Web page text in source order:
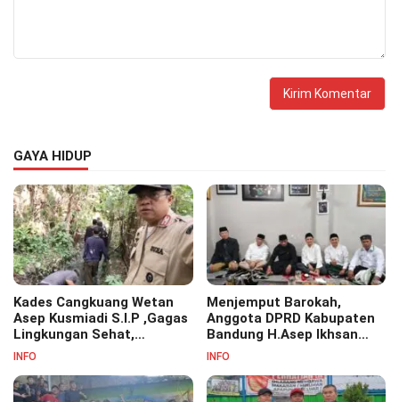
GAYA HIDUP
Kades Cangkuang Wetan
Asep Kusmiadi S.I.P ,Gagas
Lingkungan Sehat,
Bersihkan Saluran Air di RW
INFO
Menjemput Barokah,
Anggota DPRD Kabupaten
Bandung H.Asep Ikhsan
S.Pd.M.M Hadiri Haul Akbar
Pesantren Cipasung.
INFO